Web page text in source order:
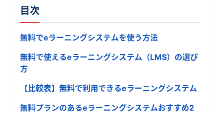
目次
無料でeラーニングシステムを使う方法
無料で使えるeラーニングシステム（LMS）の選び
方
【比較表】無料で利用できるeラーニングシステム
無料プランのあるeラーニングシステムおすすめ2